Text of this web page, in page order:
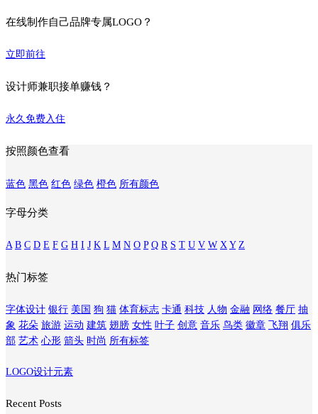
在线制作自己品牌专属LOGO？
立即前往
设计师兼职接单赚钱？
永久免费入住
按照颜色查看
蓝色 黑色 红色 绿色 橙色 所有颜色
字母分类
A B C D E F G H I J K L M N O P Q R S T U V W X Y Z
热门标签
字体设计 银行 美国 狗 猫 体育标志 卡通 科技 人物 金融 网络 餐厅 抽
象 花朵 旅游 运动 建筑 翅膀 女性 叶子 创意 音乐 鸟类 徽章 飞翔 俱乐
部 艺术 心形 箭头 时尚 所有标签
LOGO设计元素
Recent Posts